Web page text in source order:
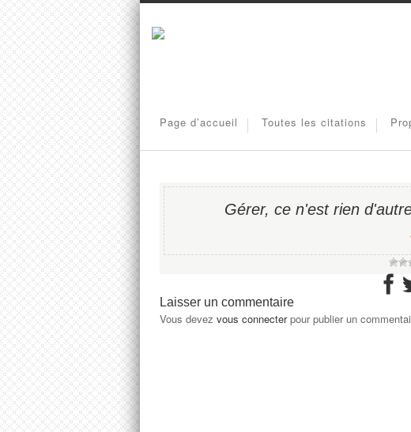
Page d’accueil Toutes les citations
Gérer, ce n'est rien
Laisser un commentaire
Vous devez vous connecterpour publier un